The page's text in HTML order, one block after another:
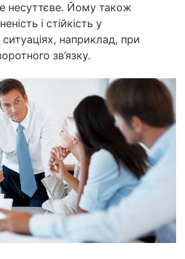
несуттєве. Йому також
і стійкість у
наприклад, при
зв’язку.